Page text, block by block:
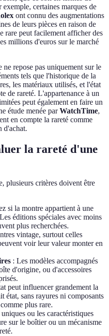
certaines marques de
ont connu des augmentations
de leurs pièces en raison de
peut facilement afficher des
millions d'euros sur le marché
repose pas uniquement sur le
tels que l'historique de la
les matériaux utilisés, et l'état
de rareté. L'appartenance à un
peut également en faire un
étude menée parWatchTime,
en compte la rareté comme
d'achat.
la rareté d'une
plusieurs critères doivent être
si la montre appartient à une
éditions spéciales avec moins
plus recherchées.
vintage, surtout celles
voir leur valeur monter en
: Les modèles accompagnés
d'origine, ou d'accessoires
peut influencer grandement la
état, sans rayures ni composants
plus rare.
ou les caractéristiques
sur le boîtier ou un mécanisme